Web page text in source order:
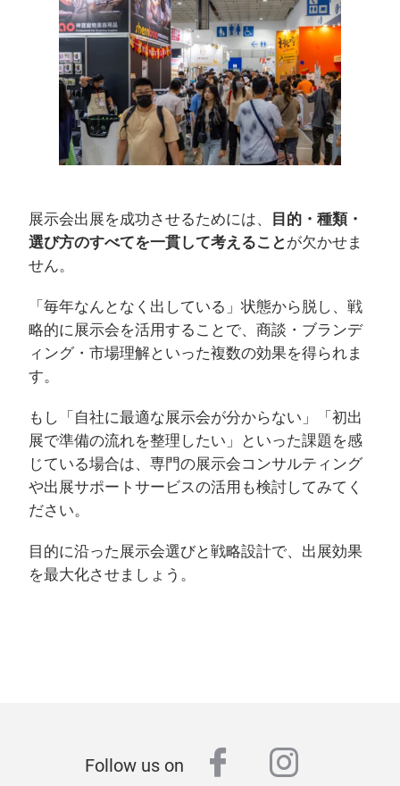
展示会出展を成功させるためには、
目的・種類・
選び方のすべてを一貫して考えること が欠かせま
せん。
「毎年なんとなく出している」状態から脱し、戦
略的に展示会を活用することで、商談・ブランデ
ィング・市場理解といった複数の効果を得られま
す。
もし「自社に最適な展示会が分からない」「初出
展で準備の流れを整理したい」といった課題を感
じている場合は、専門の展示会コンサルティング
や出展サポートサービスの活用も検討してみてく
ださい。
目的に沿った展示会選びと戦略設計で、出展効果
を最大化させましょう。
Follow us on facebook